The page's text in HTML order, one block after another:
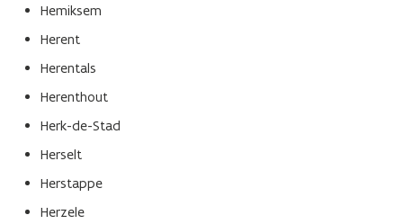
Hemiksem
Herent
Herentals
Herenthout
Herk-de-Stad
Herselt
Herstappe
Herzele